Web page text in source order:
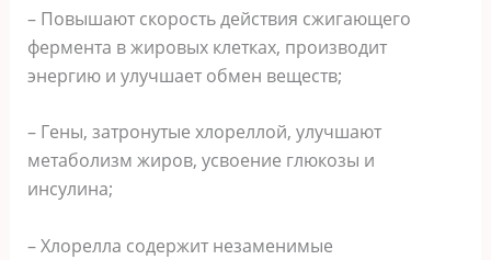
– Повышают скорость действия сжигающего
фермента в жировых клетках, производит
энергию и улучшает обмен веществ;
– Гены, затронутые хлореллой, улучшают
метаболизм жиров, усвоение глюкозы и
инсулина;
– Хлорелла содержит незаменимые